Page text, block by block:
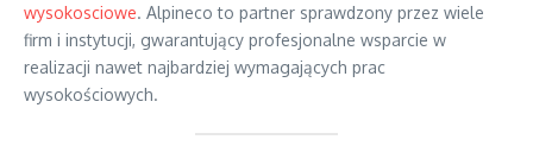
wysokosciowe. Alpineco to partner sprawdzony przez wiele
firm i instytucji, gwarantujący profesjonalne wsparcie w
realizacji nawet najbardziej wymagających prac
wysokościowych.